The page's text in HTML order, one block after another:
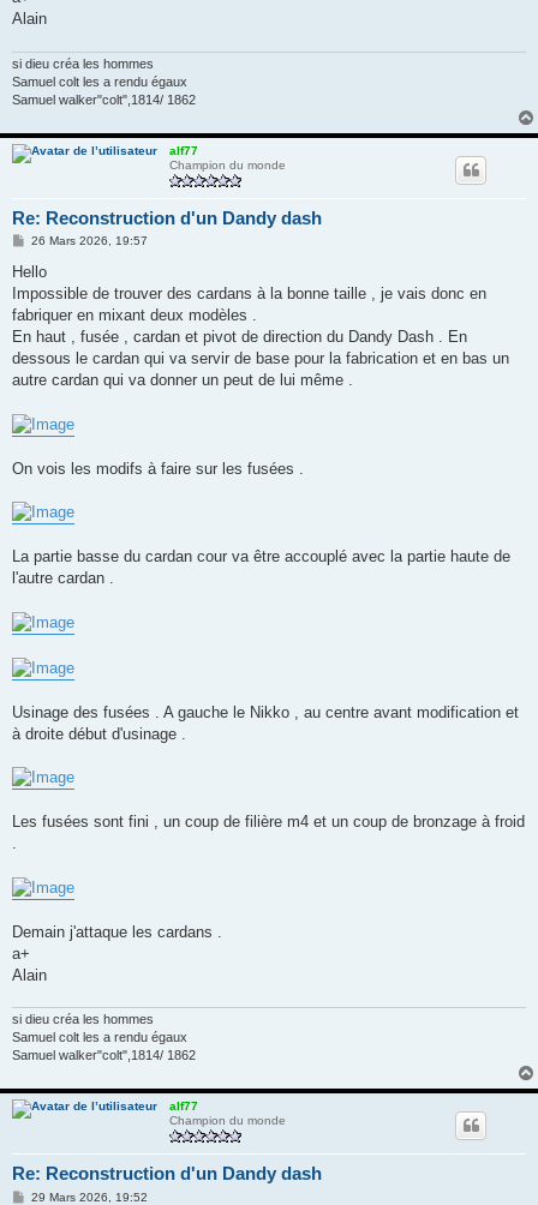
Alain
si dieu créa les hommes
Samuel colt les a rendu égaux
Samuel walker"colt",1814/ 1862
alf77
Champion du monde
Re: Reconstruction d'un Dandy dash
M
s
a
g
26 Mars 2026, 19:57
Hello
Impossible de trouver des cardans à la bonne taille , je vais donc en
fabriquer en mixant deux modèles .
En haut , fusée , cardan et pivot de direction du Dandy Dash . En
dessous le cardan qui va servir de base pour la fabrication et en bas un
autre cardan qui va donner un peut de lui même .
On vois les modifs à faire sur les fusées .
La partie basse du cardan cour va être accouplé avec la partie haute de
l'autre cardan .
Usinage des fusées . A gauche le Nikko , au centre avant modification et
à droite début d'usinage .
Les fusées sont fini , un coup de filière m4 et un coup de bronzage à froid
.
Demain j'attaque les cardans .
a+
Alain
si dieu créa les hommes
Samuel colt les a rendu égaux
Samuel walker"colt",1814/ 1862
alf77
Champion du monde
Re: Reconstruction d'un Dandy dash
M29 Mars 2026, 19:52